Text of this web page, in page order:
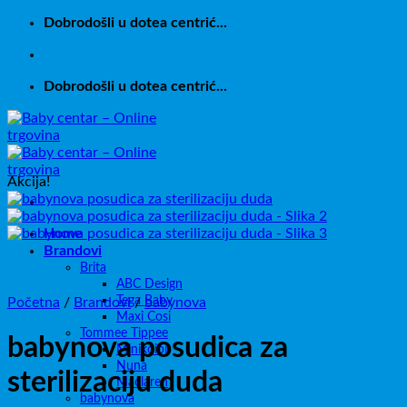
Skip
content
Dobrodošli u dotea centrić...
Dobrodošli u dotea centrić...
Home
Brandovi
Brita
ABC Design
Tega Baby
Maxi Cosi
Tommee Tippee
Minikoioi
Nuna
Maclaren
babynova
Akcija!
Početna / Brandovi / babynova
babynova posudica za
sterilizaciju duda